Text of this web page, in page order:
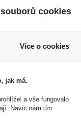
329 Kčcookies
Více o cookies
jak má.
a vše fungovalo
Navíc nám tím